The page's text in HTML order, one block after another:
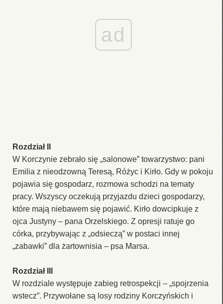
ad
Rozdział II
W Korczynie zebrało się „salonowe” towarzystwo: pani
Emilia z nieodzowną Teresą, Różyc i Kirło. Gdy w pokoju
pojawia się gospodarz, rozmowa schodzi na tematy
pracy. Wszyscy oczekują przyjazdu dzieci gospodarzy,
które mają niebawem się pojawić. Kirło dowcipkuje z
ojca Justyny – pana Orzelskiego. Z opresji ratuje go
córka, przybywając z „odsieczą” w postaci innej
„zabawki” dla żartownisia – psa Marsa.
Rozdział III
W rozdziale występuje zabieg retrospekcji – „spojrzenia
wstecz”. Przywołane są losy rodziny Korczyńskich i